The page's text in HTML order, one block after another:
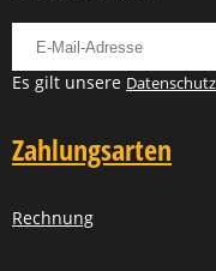
Es gilt unsere
Zahlungsarten
Rechnung